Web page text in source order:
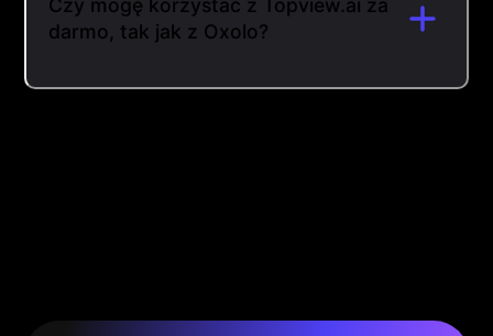
Czy mogę korzystać z Topview.ai za
darmo, tak jak z Oxolo?